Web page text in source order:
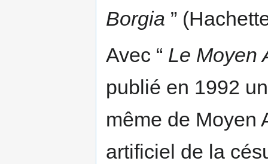
Borgia ”
Avec “ Le Moyen
publié en 1992
même de Moyen
artificiel de la